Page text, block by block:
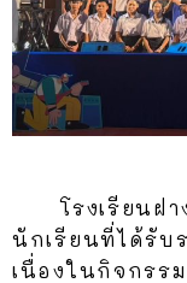
โรงเรียนฝา
นักเรียนที่ได้รับ
เนื่องในกิจกรร